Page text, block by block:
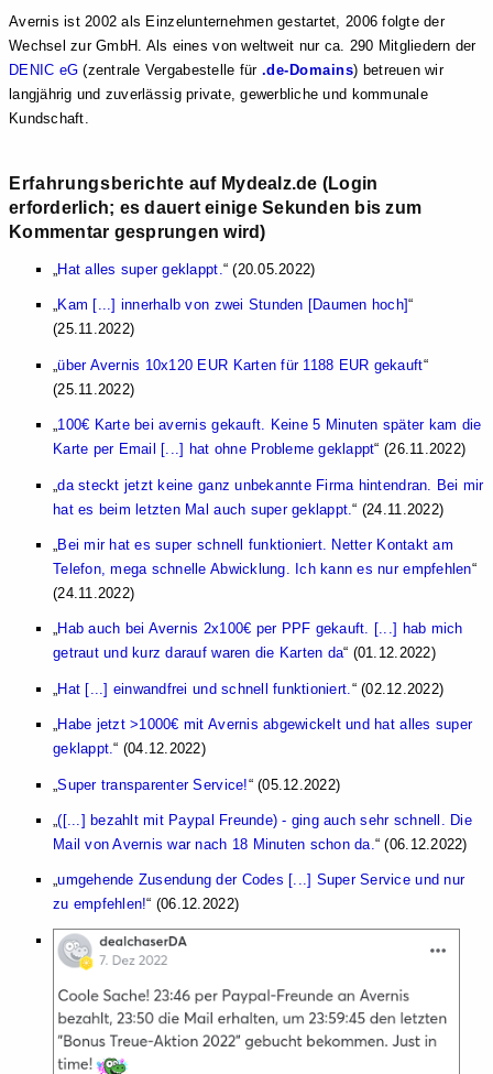
Avernis ist 2002 als Einzelunternehmen gestartet, 2006 folgte der
Wechsel zur GmbH. Als eines von weltweit nur ca. 290 Mitgliedern der
DENIC eG (zentrale Vergabestelle für .de-Domains) betreuen wir
langjährig und zuverlässig private, gewerbliche und kommunale
Kundschaft.
Erfahrungsberichte auf Mydealz.de (Login
erforderlich; es dauert einige Sekunden bis zum
Kommentar gesprungen wird)
Hat alles super geklappt. (20.05.2022)
Kam [...] innerhalb von zwei Stunden [Daumen hoch]
(25.11.2022)
über Avernis 10x120 EUR Karten für 1188 EUR gekauft
(25.11.2022)
100€ Karte bei avernis gekauft. Keine 5 Minuten später kam die
Karte per Email [...] hat ohne Probleme geklappt (26.11.2022)
da steckt jetzt keine ganz unbekannte Firma hintendran. Bei mir
hat es beim letzten Mal auch super geklappt. (24.11.2022)
Bei mir hat es super schnell funktioniert. Netter Kontakt am
Telefon, mega schnelle Abwicklung. Ich kann es nur empfehlen
(24.11.2022)
Hab auch bei Avernis 2x100€ per PPF gekauft. [...] hab mich
getraut und kurz darauf waren die Karten da (01.12.2022)
Hat [...] einwandfrei und schnell funktioniert. (02.12.2022)
Habe jetzt >1000€ mit Avernis abgewickelt und hat alles super
geklappt. (04.12.2022)
Super transparenter Service! (05.12.2022)
([...] bezahlt mit Paypal Freunde) - ging auch sehr schnell. Die
Mail von Avernis war nach 18 Minuten schon da.
(06.12.2022)
umgehende Zusendung der Codes [...] Super Service und nur
zu empfehlen! (06.12.2022)